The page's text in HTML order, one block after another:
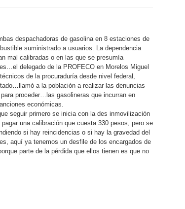
despachadoras de gasolina en 8 estaciones de
suministrado a usuarios. La dependencia
mal calibradas o en las que se presumía
delegado de la PROFECO en Morelos Miguel
de la procuraduría desde nivel federal,
a la población a realizar las denuncias
proceder…las gasolineras que incurran en
económicas.
seguir primero se inicia con la des inmovilización
una calibración que cuesta 330 pesos, pero se
si hay reincidencias o si hay la gravedad del
aquí ya tenemos un desfile de los encargados de
parte de la pérdida que ellos tienen es que no